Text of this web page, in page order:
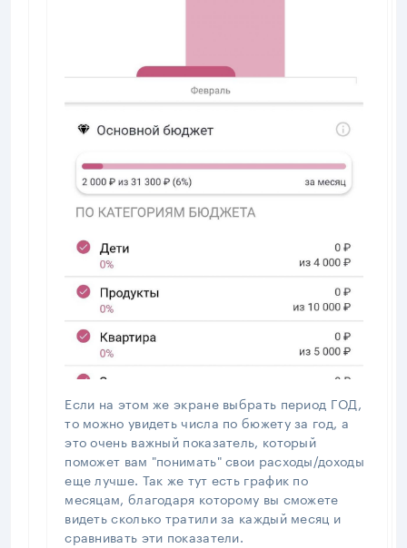
Если на этом же экране выбрать период ГОД,
то можно увидеть числа по бюжету за год, а
это очень важный показатель, который
поможет вам "понимать" свои расходы/доходы
еще лучше. Так же тут есть график по
месяцам, благодаря которому вы сможете
видеть сколько тратили за каждый месяц и
сравнивать эти показатели.